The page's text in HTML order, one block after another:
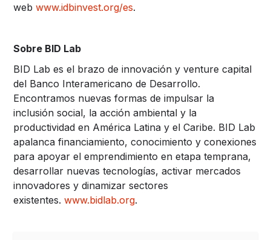
webwww.idbinvest.org/es.
Sobre BID Lab
BID Lab es el brazo de innovación y venture capital
del Banco Interamericano de Desarrollo.
Encontramos nuevas formas de impulsar la
inclusión social, la acción ambiental y la
productividad en América Latina y el Caribe. BID Lab
apalanca financiamiento, conocimiento y conexiones
para apoyar el emprendimiento en etapa temprana,
desarrollar nuevas tecnologías, activar mercados
innovadores y dinamizar sectores
existentes.www.bidlab.org.